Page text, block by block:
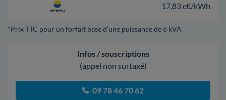
17,83 c€/kWh
*Prix TTC pour un forfait base d’une puissance de 6 kVA
Infos / souscriptions
(appel non surtaxé)
09 78 46 70 62